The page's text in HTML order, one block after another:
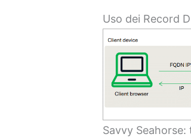
Uso dei Record
Savvy